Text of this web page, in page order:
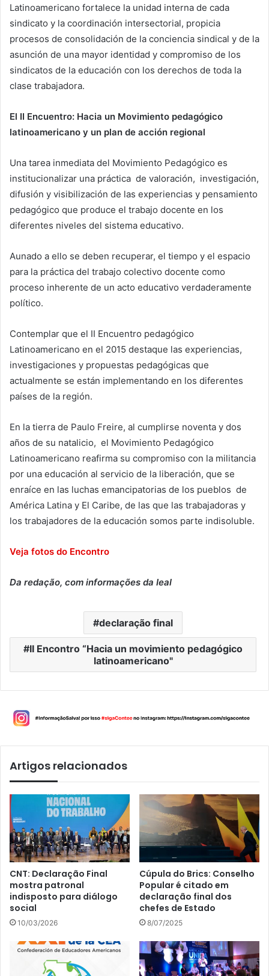
Latinoamericano fortalece la unidad interna de cada
sindicato y la coordinación intersectorial, propicia
procesos de consolidación de la conciencia sindical y de la
asunción de una mayor identidad y compromiso de los
sindicatos de la educación con los derechos de toda la
clase trabajadora.
El II Encuentro: Hacia un Movimiento pedagógico
latinoamericano y un plan de acción regional
Una tarea inmediata del Movimiento Pedagógico es
institucionalizar una práctica de valoración, investigación,
difusión y visibilización de las experiencias y pensamiento
pedagógico que produce el trabajo docente en los
diferentes niveles del sistema educativo.
Aunado a ello se deben recuperar, el tiempo y el espacio
para la práctica del trabajo colectivo docente como
proceso inherente de un acto educativo verdaderamente
político.
Contemplar que el II Encuentro pedagógico
Latinoamericano en el 2015 destaque las experiencias,
investigaciones y propuestas pedagógicas que
actualmente se están implementando en los diferentes
países de la región.
En la tierra de Paulo Freire, al cumplirse noventa y dos
años de su natalicio, el Movimiento Pedagógico
Latinoamericano reafirma su compromiso con la militancia
por una educación al servicio de la liberación, que se
enraíce en las luchas emancipatorias de los pueblos de
América Latina y El Caribe, de las que las trabajadoras y
los trabajadores de la educación somos parte indisoluble.
Veja fotos do Encontro
Da redação, com informações da Ieal
declaração final
II Encontro “Hacia un movimiento pedagógico
latinoamericano"
Artigos relacionados
CNT: Declaração Final
mostra patronal
indisposto para diálogo
social
10/03/2026
Cúpula do Brics: Conselho
Popular é citado em
declaração final dos
chefes de Estado
8/07/2025